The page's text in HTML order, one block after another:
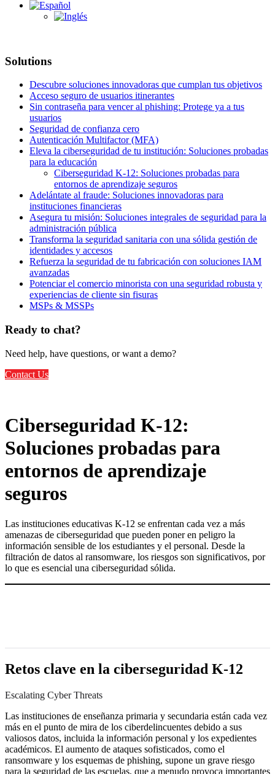
Solutions
Descubre soluciones innovadoras que cumplan tus objetivos
Acceso seguro de usuarios itinerantes
Sin contraseña para vencer al phishing: Protege ya a tus
usuarios
Seguridad de confianza cero
Autenticación Multifactor (MFA)
Eleva la ciberseguridad de tu institución: Soluciones probadas
para la educación
Ciberseguridad K-12: Soluciones probadas para
entornos de aprendizaje seguros
Adelántate al fraude: Soluciones innovadoras para
instituciones financieras
Asegura tu misión: Soluciones integrales de seguridad para la
administración pública
Transforma la seguridad sanitaria con una sólida gestión de
identidades y accesos
Refuerza la seguridad de tu fabricación con soluciones IAM
avanzadas
Potenciar el comercio minorista con una seguridad robusta y
experiencias de cliente sin fisuras
MSPs & MSSPs
Ready to chat?
Need help, have questions, or want a demo?
Contact Us
Ciberseguridad K-12:
Soluciones probadas para
entornos de aprendizaje
seguros
Las instituciones educativas K-12 se enfrentan cada vez a más
amenazas de ciberseguridad que pueden poner en peligro la
información sensible de los estudiantes y el personal. Desde la
filtración de datos al ransomware, los riesgos son significativos, por
lo que es esencial una ciberseguridad sólida.
Retos clave en la ciberseguridad K-12
Escalating Cyber Threats
Las instituciones de enseñanza primaria y secundaria están cada vez
más en el punto de mira de los ciberdelincuentes debido a sus
valiosos datos, incluida la información personal y los expedientes
académicos. El aumento de ataques sofisticados, como el
ransomware y los esquemas de phishing, supone un grave riesgo
para la seguridad de las escuelas, que a menudo provoca importantes